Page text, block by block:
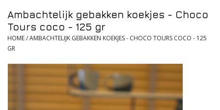
Verwenfeesten
suiker - , lactose - en glutenvrij
Dranken
Ambachtelijk gebakken koekjes - Choco
Tours coco - 125 gr
HOME/AMBACHTELIJK GEBAKKEN KOEKJES - CHOCO TOURS COCO - 125
GR